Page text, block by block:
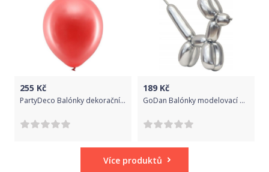
255 Kč
PartyDeco Balónky dekorační metalické 30 cm Rainbow červené 100 ks
189 Kč
GoDan Balónky modelovací platinové stříbrné 5 x 152 cm 50 ks
Více produktů